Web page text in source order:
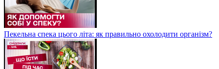
Пекельна спека цього літа: як правильно охолодити організм?